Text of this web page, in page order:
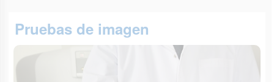
Pruebas de imagen